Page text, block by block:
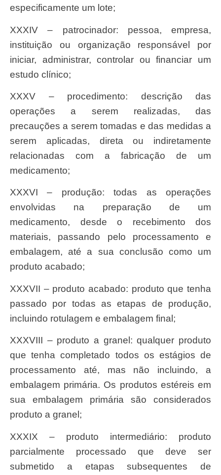
especificamente um lote;
XXXIV – patrocinador: pessoa, empresa,
instituição ou organização responsável por
iniciar, administrar, controlar ou financiar um
estudo clínico;
XXXV – procedimento: descrição das
operações a serem realizadas, das
precauções a serem tomadas e das medidas a
serem aplicadas, direta ou indiretamente
relacionadas com a fabricação de um
medicamento;
XXXVI – produção: todas as operações
envolvidas na preparação de um
medicamento, desde o recebimento dos
materiais, passando pelo processamento e
embalagem, até a sua conclusão como um
produto acabado;
XXXVII – produto acabado: produto que tenha
passado por todas as etapas de produção,
incluindo rotulagem e embalagem final;
XXXVIII – produto a granel: qualquer produto
que tenha completado todos os estágios de
processamento até, mas não incluindo, a
embalagem primária. Os produtos estéreis em
sua embalagem primária são considerados
produto a granel;
XXXIX – produto intermediário: produto
parcialmente processado que deve ser
submetido a etapas subsequentes de